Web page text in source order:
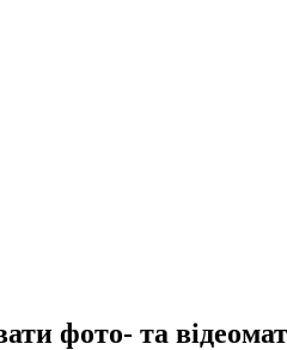
фото- та